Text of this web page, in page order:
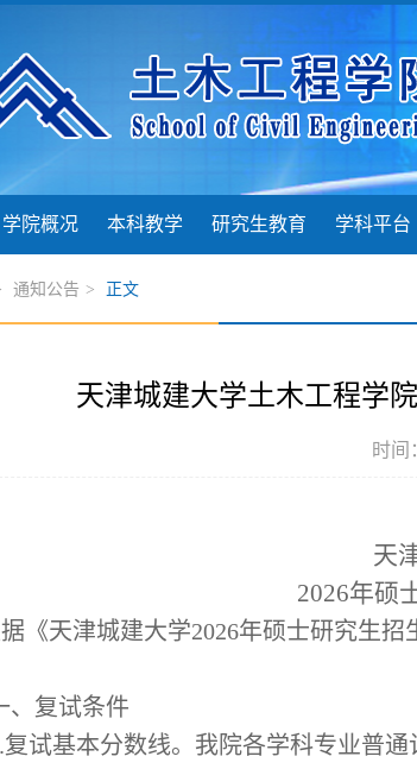
学院概况 本科教学 研究生教育 学科平台
通知公告 > 正文
天津城建大学土木工程学
时间
天
2026年硕
《天津城建大学2026年硕士研究生
、复试条件
复试基本分数线。我院各学科专业普